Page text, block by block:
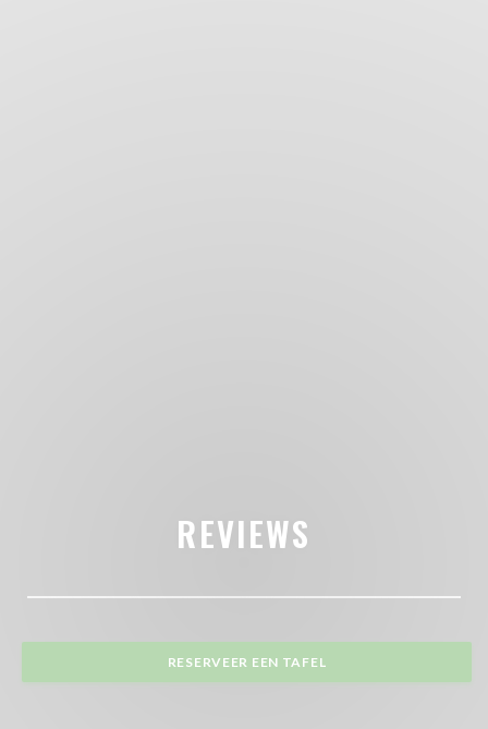
REVIEWS
RESERVEER EEN TAFEL